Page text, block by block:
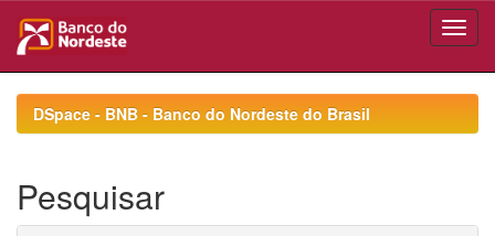
navigationDSpace - BNB - Banco do Nordeste do Brasil
Pesquisar